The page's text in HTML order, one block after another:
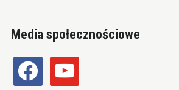
Media społecznościowe
facebook youtube